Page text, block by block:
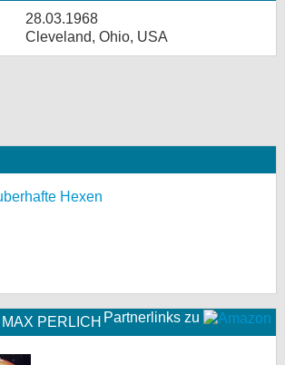
28.03.1968
Cleveland, Ohio, USA
Hexen
Partnerlinks zu
PERLICH